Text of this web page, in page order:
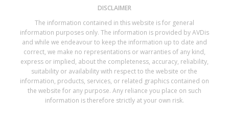
DISCLAIMER
The information contained in this website is for general
information purposes only. The information is provided by AVDis
and while we endeavour to keep the information up to date and
correct, we make no representations or warranties of any kind,
express or implied, about the completeness, accuracy, reliability,
suitability or availability with respect to the website or the
information, products, services, or related graphics contained on
the website for any purpose. Any reliance you place on such
information is therefore strictly at your own risk.